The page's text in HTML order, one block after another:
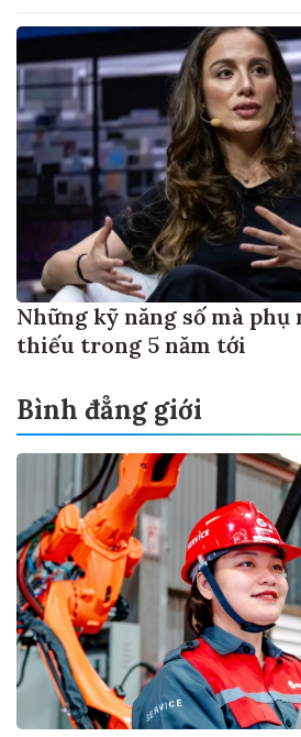
Những kỹ năng số mà
thiếu trong 5 năm tới
Bình đẳng giới